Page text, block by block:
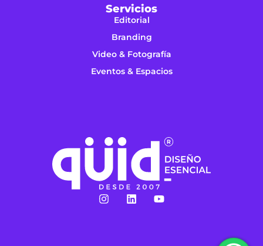
Servicios
Editorial
Branding
Video & Fotografía
Eventos & Espacios